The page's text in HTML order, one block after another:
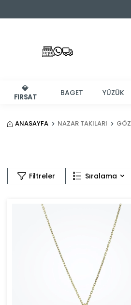
💎
FIRSAT
BAGET YÜZÜK
ANASAYFA NAZAR TAKILARI GÖZ
Filtreler Sıralama